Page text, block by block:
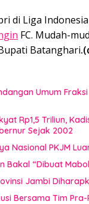
di Liga
FC. Mudah-
Batanghari
Umum
Rp1,5 Triliun,
Sejak 2002
Nasional PKJM
Bakal “Dibuat
Jambi
Bersama Tim